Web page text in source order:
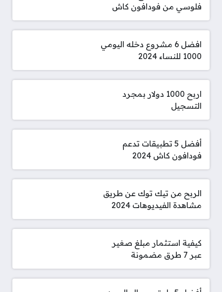
فلوسي من فودافون كاش
افضل 6 مشروع دخله اليومي
1000 للنساء 2024
اربح 1000 دولار بمجرد
التسجيل
أفضل 5 تطبيقات تدعم
فودافون كاش 2024
الربح من تيك توك عن طريق
مشاهدة الفيديوهات 2024
كيفية استثمار مبلغ صغير
عبر 7 طرق مضمونة